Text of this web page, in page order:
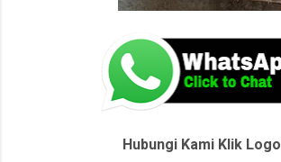
Hubungi Kami Klik Logo